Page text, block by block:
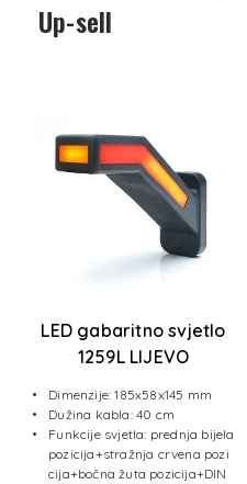
Up-sell
LED gabaritno svjetlo
1259L LIJEVO
INDIKATOR) NEON
EFFECT
Dimenzije: 185x58x145 mm
Dužina kabla: 40 cm
Funkcije svjetla: prednja bijela
pozicija+stražnja crvena pozi
cija+bočna žuta pozicija+DIN